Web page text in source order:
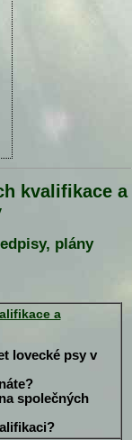
kvalifikace a
plány
a
lovecké psy v
společných